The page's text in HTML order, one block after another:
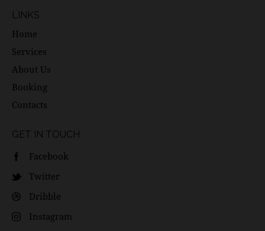
LINKS
Home
Services
About Us
Booking
Contacts
GET IN TOUCH
Facebook
Twitter
Dribble
Instagram